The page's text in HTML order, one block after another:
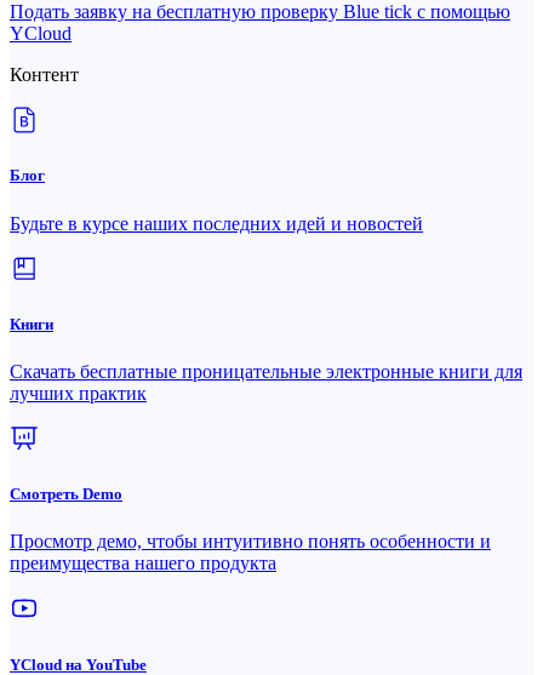
Подать заявку на бесплатную проверку Blue tick с помощью
YCloud
Контент
Блог
Будьте в курсе наших последних идей и новостей
Книги
Скачать бесплатные проницательные электронные книги для
лучших практик
Смотреть Demo
Просмотр демо, чтобы интуитивно понять особенности и
преимущества нашего продукта
YCloud на YouTube